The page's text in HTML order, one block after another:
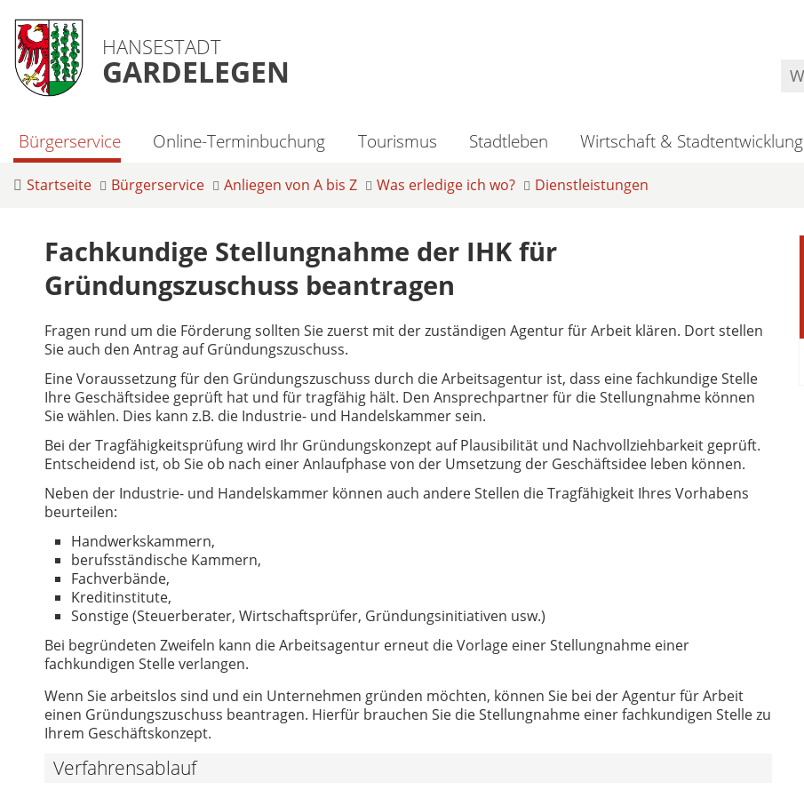
HANSESTADT
GARDELEGEN
Bürgerservice Online-Terminbuchung Tourismus Stadtleben Wirtschaft & Stadtentwicklung
Startseite Bürgerservice Anliegen von A bis Z Was erledige ich wo? Dienstleistungen
Fachkundige Stellungnahme der IHK für
Gründungszuschuss beantragen
Fragen rund um die Förderung sollten Sie zuerst mit der zuständigen Agentur für Arbeit klären. Dort stellen
Sie auch den Antrag auf Gründungszuschuss.
Eine Voraussetzung für den Gründungszuschuss durch die Arbeitsagentur ist, dass eine fachkundige Stelle
Ihre Geschäftsidee geprüft hat und für tragfähig hält. Den Ansprechpartner für die Stellungnahme können
Sie wählen. Dies kann z.B. die Industrie- und Handelskammer sein.
Bei der Tragfähigkeitsprüfung wird Ihr Gründungskonzept auf Plausibilität und Nachvollziehbarkeit geprüft.
Entscheidend ist, ob Sie ob nach einer Anlaufphase von der Umsetzung der Geschäftsidee leben können.
Neben der Industrie- und Handelskammer können auch andere Stellen die Tragfähigkeit Ihres Vorhabens
beurteilen:
Handwerkskammern,
berufsständische Kammern,
Fachverbände,
Kreditinstitute,
Sonstige (Steuerberater, Wirtschaftsprüfer, Gründungsinitiativen usw.)
Bei begründeten Zweifeln kann die Arbeitsagentur erneut die Vorlage einer Stellungnahme einer
fachkundigen Stelle verlangen.
Wenn Sie arbeitslos sind und ein Unternehmen gründen möchten, können Sie bei der Agentur für Arbeit
einen Gründungszuschuss beantragen. Hierfür brauchen Sie die Stellungnahme einer fachkundigen Stelle zu
Ihrem Geschäftskonzept.
Verfahrensablauf